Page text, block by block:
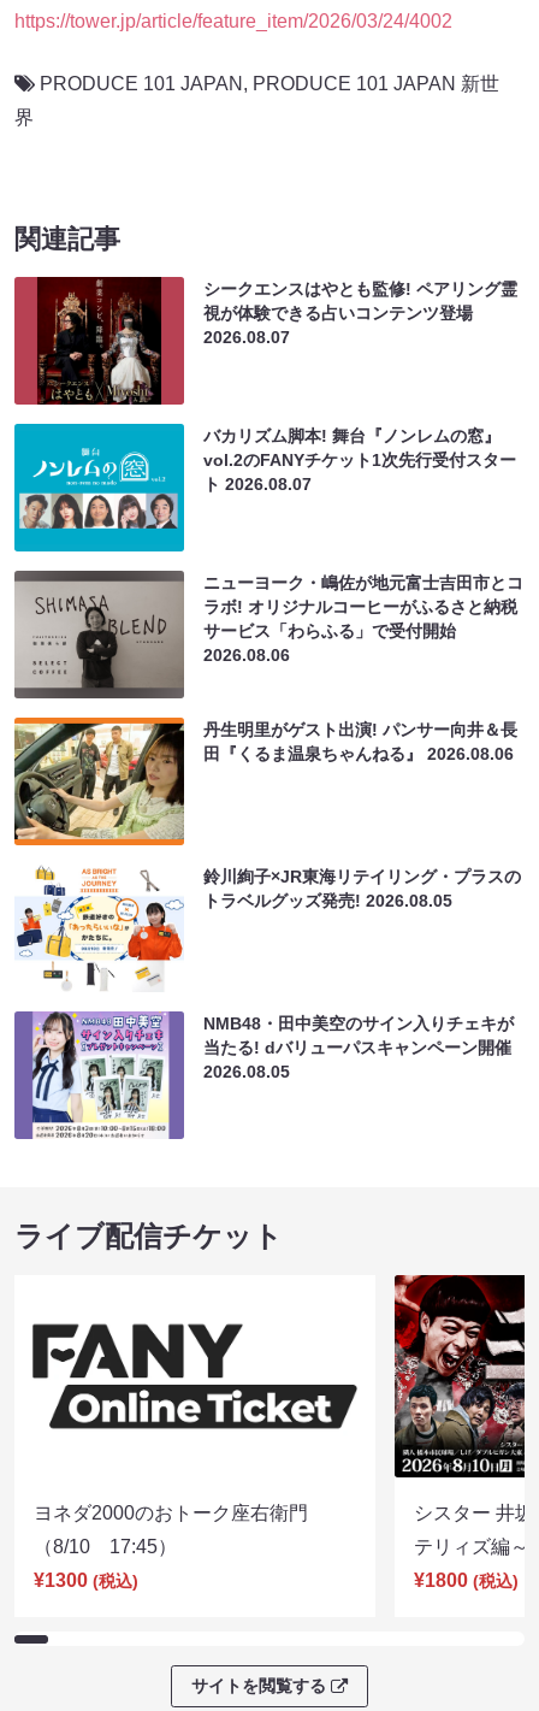
https://tower.jp/article/feature_item/2026/03/24/4002
PRODUCE 101 JAPAN , PRODUCE 101 JAPAN 新世
界
関連記事
シークエンスはやとも監修! ペアリング霊
視が体験できる占いコンテンツ登場
2026.08.07
バカリズム脚本! 舞台『ノンレムの窓』
vol.2のFANYチケット1次先行受付スター
ト2026.08.07
ニューヨーク・嶋佐が地元富士吉田市とコ
ラボ! オリジナルコーヒーがふるさと納税
サービス「わらふる」で受付開始
2026.08.06
丹生明里がゲスト出演! パンサー向井＆長
田『くるま温泉ちゃんねる』2026.08.06
鈴川絢子×JR東海リテイリング・プラスの
トラベルグッズ発売!2026.08.05
NMB48・田中美空のサイン入りチェキが
当たる! dバリューパスキャンペーン開催
2026.08.05
ライブ配信チケット
ヨネダ2000のおトーク座右衛門
（8/10 17:45）
¥1300 (税込)
シスター 井
テリィズ編
¥1800 (税込)
サイトを閲覧する